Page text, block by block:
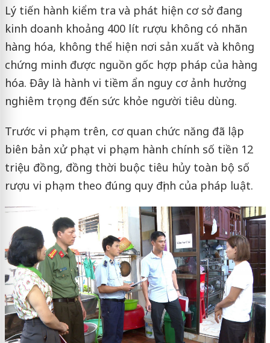
Lý tiến hành kiểm tra và phát hiện cơ sở đang
kinh doanh khoảng 400 lít rượu không có nhãn
hàng hóa, không thể hiện nơi sản xuất và không
chứng minh được nguồn gốc hợp pháp của hàng
hóa. Đây là hành vi tiềm ẩn nguy cơ ảnh hưởng
nghiêm trọng đến sức khỏe người tiêu dùng.
Trước vi phạm trên, cơ quan chức năng đã lập
biên bản xử phạt vi phạm hành chính số tiền 12
triệu đồng, đồng thời buộc tiêu hủy toàn bộ số
rượu vi phạm theo đúng quy định của pháp luật.